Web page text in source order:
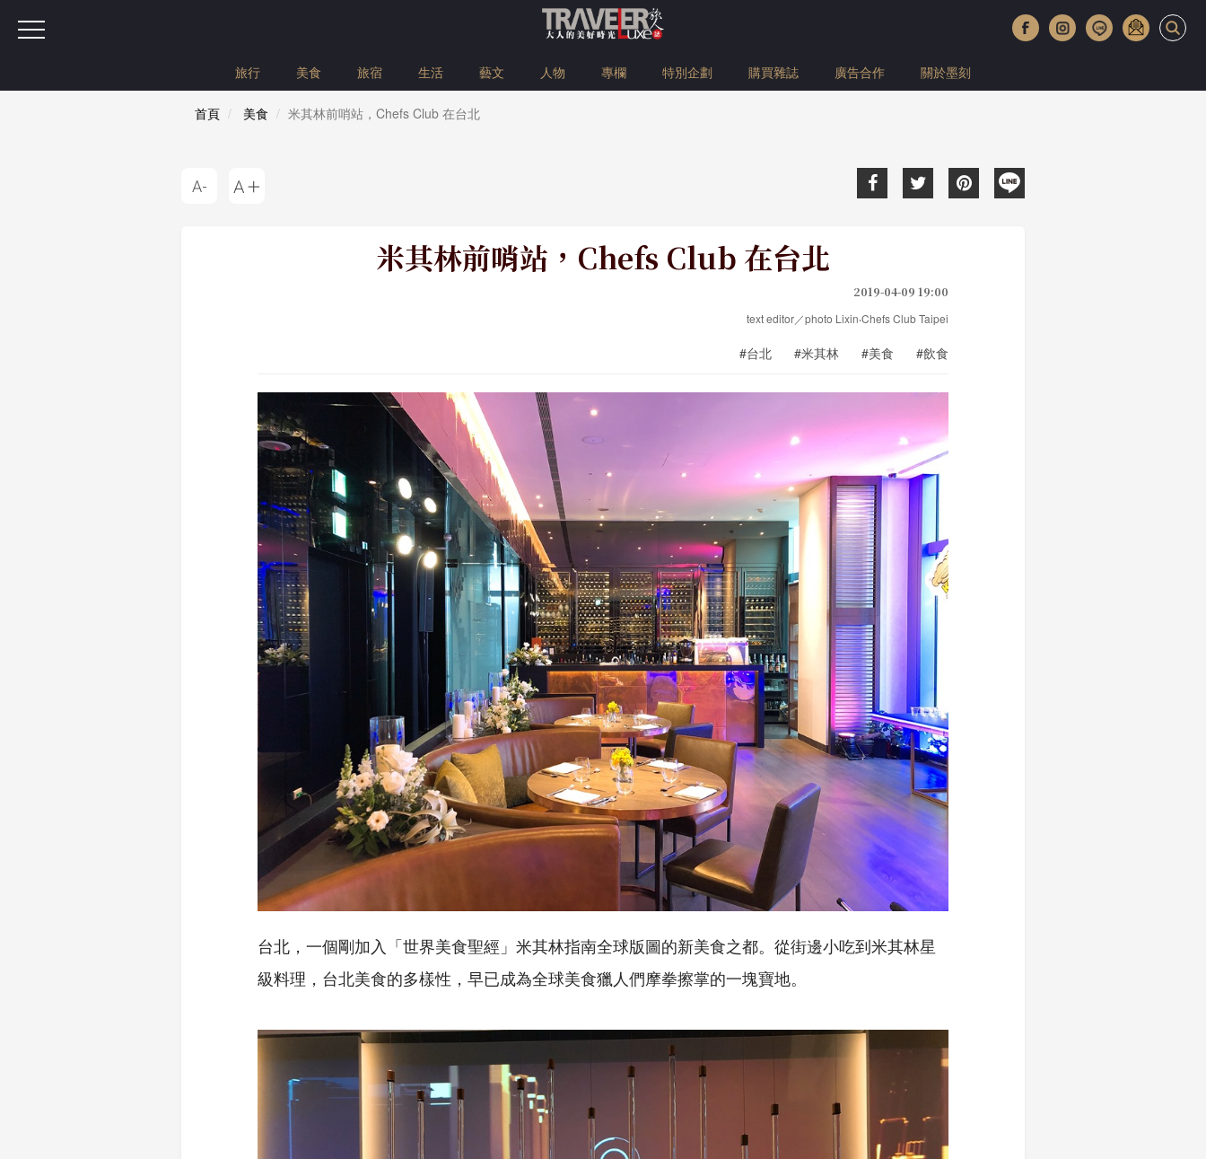
旅行 美食 旅宿 生活 藝文 人物 專欄 特別企劃 購買雜誌 廣告合作 關於墨刻
首頁 美食 米其林前哨站，Chefs Club 在台北
米其林前哨站，Chefs Club 在台北
2019-04-09 19:00
text editor／photo Lixin‧Chefs Club Taipei
#台北 #米其林 #美食 #飲食
台北，一個剛加入「世界美食聖經」米其林指南全球版圖的新美食之都。從街邊小吃到米其林星
級料理，台北美食的多樣性，早已成為全球美食獵人們摩拳擦掌的一塊寶地。